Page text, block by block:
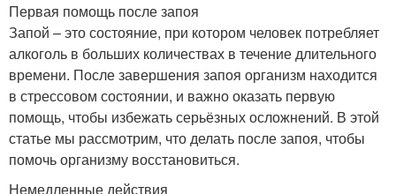
Первая помощь после запоя
Запой – это состояние, при котором человек потребляет
алкоголь в больших количествах в течение длительного
времени. После завершения запоя организм находится
в стрессовом состоянии, и важно оказать первую
помощь, чтобы избежать серьёзных осложнений. В этой
статье мы рассмотрим, что делать после запоя, чтобы
помочь организму восстановиться.
Немедленные действия